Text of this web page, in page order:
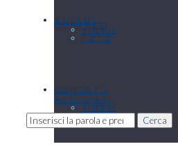
ACCEDI
CONTATTI
CONTATTI
Cerca
VIDEO
ASSOCIATI
FOTO
VIDEO